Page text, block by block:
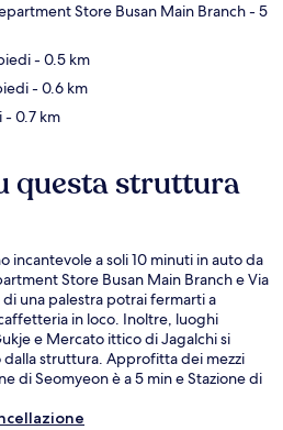
Store Busan Main Branch- 5
- 0.5 km
- 0.6 km
- 0.7 km
questa struttura
incantevole a soli 10 minuti in auto da
Store Busan Main Branch e Via
una palestra potrai fermarti a
in loco. Inoltre, luoghi
e Mercato ittico di Jagalchi si
dalla struttura. Approfitta dei mezzi
di Seomyeon è a 5 min e Stazione di